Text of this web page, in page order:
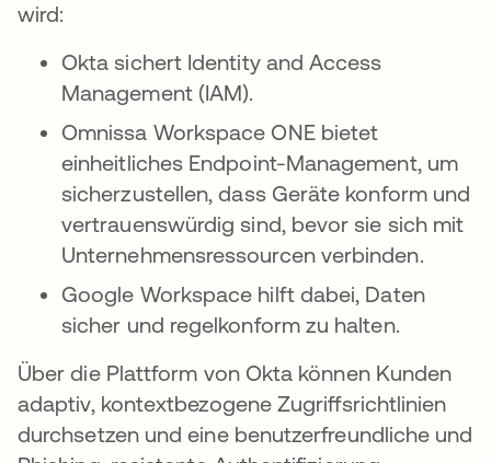
wird:
Okta sichert Identity and Access
Management (IAM).
Omnissa Workspace ONE bietet
einheitliches Endpoint-Management, um
sicherzustellen, dass Geräte konform und
vertrauenswürdig sind, bevor sie sich mit
Unternehmensressourcen verbinden.
Google Workspace hilft dabei, Daten
sicher und regelkonform zu halten.
Über die Plattform von Okta können Kunden
adaptiv, kontextbezogene Zugriffsrichtlinien
durchsetzen und eine benutzerfreundliche und